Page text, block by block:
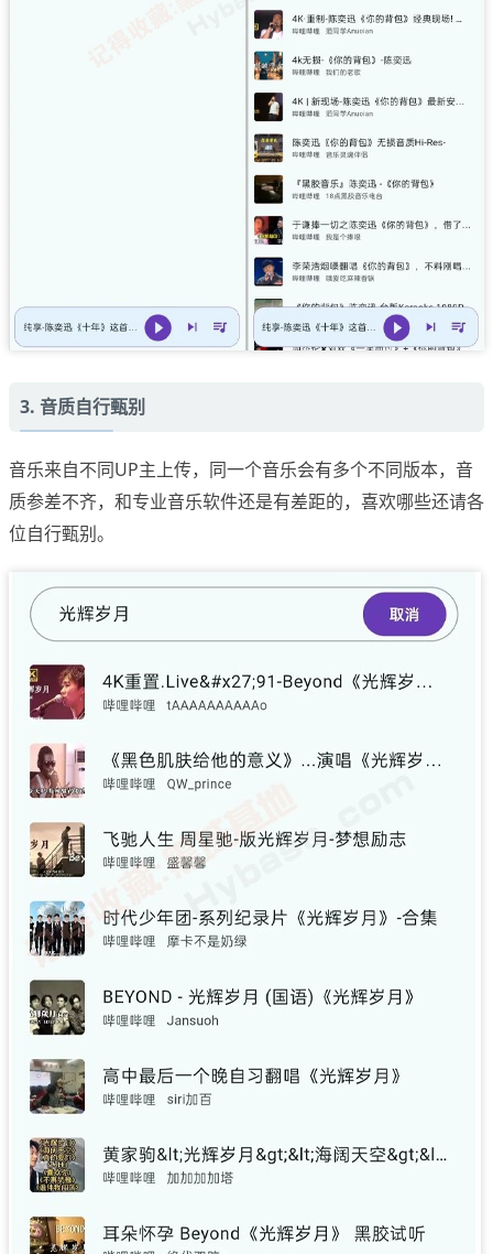
3. 音质自行甄别
音乐来自不同UP主上传，同一个音乐会有多个不同版本，音
质参差不齐，和专业音乐软件还是有差距的，喜欢哪些还请各
位自行甄别。